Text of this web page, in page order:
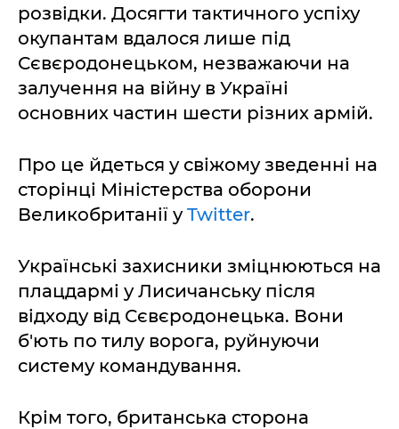
розвідки. Досягти тактичного успіху
окупантам вдалося лише під
Сєвєродонецьком, незважаючи на
залучення на війну в Україні
основних частин шести різних армій.
Про це йдеться у свіжому зведенні на
сторінці Міністерства оборони
Великобританії уTwitter.
Українські захисники зміцнюються на
плацдармі у Лисичанську після
відходу від Сєвєродонецька. Вони
б'ють по тилу ворога, руйнуючи
систему командування.
Крім того, британська сторона